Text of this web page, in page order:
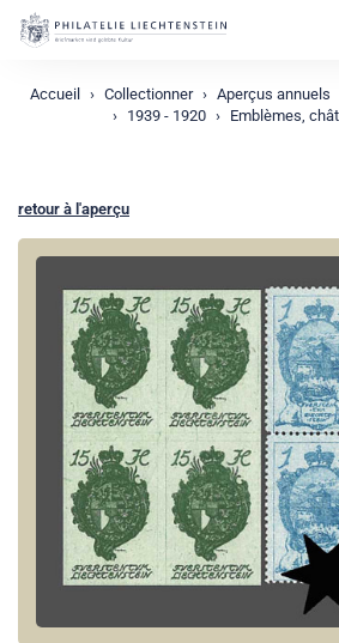
Accueil Collectionner Aperçus annuels
1939 - 1920
Emblèmes,
retour à l'aperçu